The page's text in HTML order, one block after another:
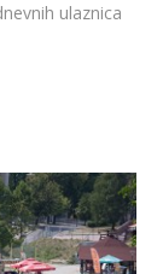
ulaznica